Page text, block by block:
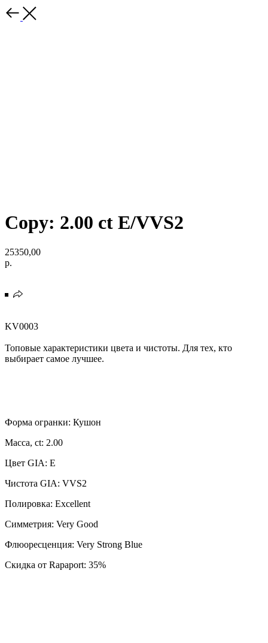
Copy: 2.00 ct E/VVS2
25350,00
р.
KV0003
Топовые характеристики цвета и чистоты. Для тех, кто
выбирает самое лучшее.
Форма огранки: Кушон
Масса, ct: 2.00
Цвет GIA: E
Чистота GIA: VVS2
Полировка: Excellent
Симметрия: Very Good
Флюоресценция: Very Strong Blue
Скидка от Rapaport: 35%